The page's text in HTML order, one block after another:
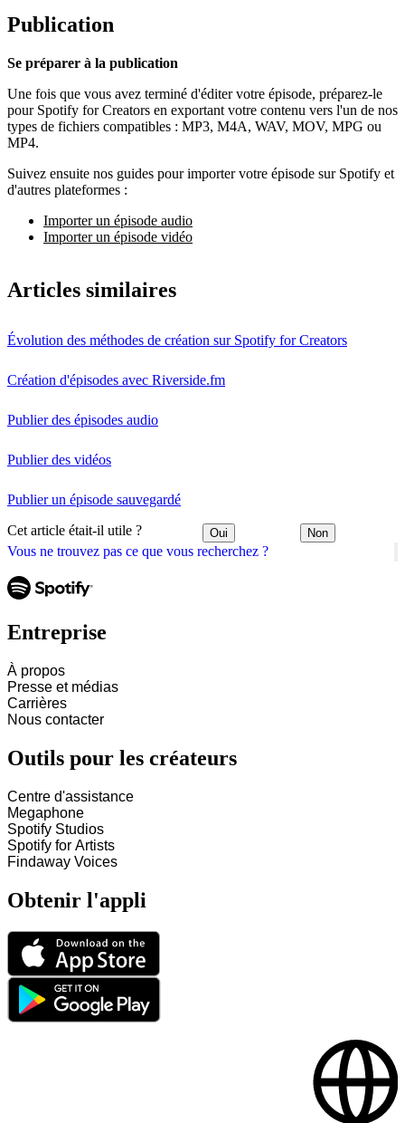
Vous ne trouvez pas ce que vous recherchez ?
Publication
Se préparer à la publication
Une fois que vous avez terminé d'éditer votre épisode, préparez-le
pour Spotify for Creators en exportant votre contenu vers l'un de nos
types de fichiers compatibles : MP3, M4A, WAV, MOV, MPG ou
MP4.
Suivez ensuite nos guides pour importer votre épisode sur Spotify et
d'autres plateformes :
Importer un épisode audio
Importer un épisode vidéo
Articles similaires
Évolution des méthodes de création sur Spotify for Creators
Création d'épisodes avec Riverside.fm
Publier des épisodes audio
Publier des vidéos
Publier un épisode sauvegardé
Cet article était-il utile ? Oui Non
Entreprise
À propos
Presse et médias
Carrières
Nous contacter
Outils pour les créateurs
Centre d'assistance
Megaphone
Spotify Studios
Spotify for Artists
Findaway Voices
Obtenir l'appli